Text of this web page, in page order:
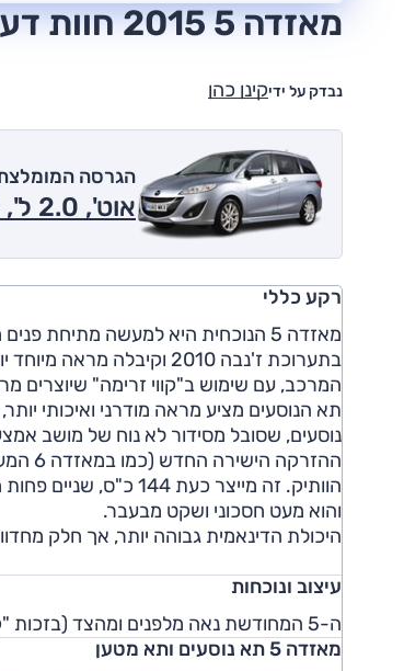
מאזדה 5 2015 חוות דעת
נבדק על ידיקינן כהן
הגרסה
אוט', 2.0 ל', Executive 2015
רקע כללי
המרכב, עם שימוש ב"קווי זרימה" שיוצרים
תא הנוסעים מציע מראה מודרני ואיכותי
והוא מעט חסכוני ושקט מבעבר.
היכולת הדינאמית גבוהה יותר, אך חלק
עיצוב ונוכחות
ה-5 המחודשת נאה מלפנים ומהצד (בזכות "קווי הזרימה" בדלתות), אך מאחור העיצוב רבוע ופחות מושך מבעבר.
מאזדה 5 תא נוסעים ותא מטען